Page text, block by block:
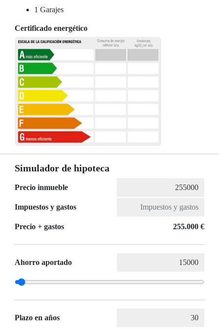
1 Garajes
Certificado energético
Simulador de hipoteca
Precio inmueble
Impuestos y gastos
Precio + gastos 255.000 €
Ahorro aportado
Plazo en años